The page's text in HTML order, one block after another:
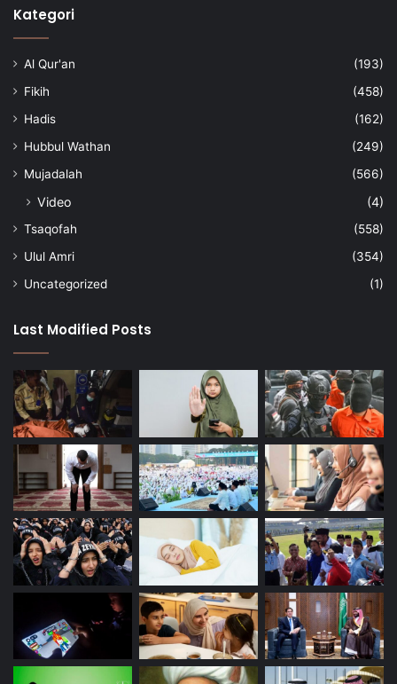
Kategori
Al Qur'an
(193)
Fikih
(458)
Hadis
(162)
Hubbul Wathan
(249)
Mujadalah
(566)
Video (4)
Tsaqofah
(558)
Ulul Amri
(354)
Uncategorized
(1)
Last Modified Posts